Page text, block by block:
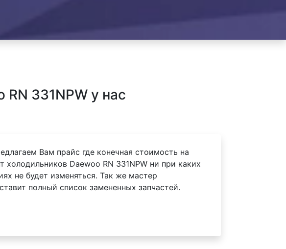
331NPW у нас
Вам прайс где конечная стоимость на
холодильников Daewoo RN 331NPW ни при каких
не будет изменяться. Так же мастер
полный список замененных запчастей.